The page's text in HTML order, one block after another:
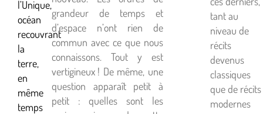
l’Unique,
océan
recouvrant
la
terre,
en
même
temps
grandeur de temps et
d’espace n’ont rien de
commun avec ce que nous
connaissons. Tout y est
vertigineux ! De même, une
question apparaît petit à
petit : quelles sont les
tant au
niveau de
récits
devenus
classiques
que de récits
modernes